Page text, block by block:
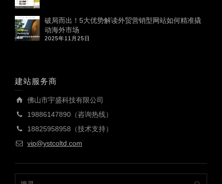
破局而出！5大优势解读外贸营销型网站如何精准撬
动海外市场
2025年11月25日
建站服务商
佛山市宇盛科技有限公司
19886147890（咨询热线）
18825958958（技术支持）
vip@ystcoltd.com